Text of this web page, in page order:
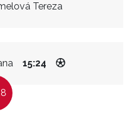
Tereza
15:24